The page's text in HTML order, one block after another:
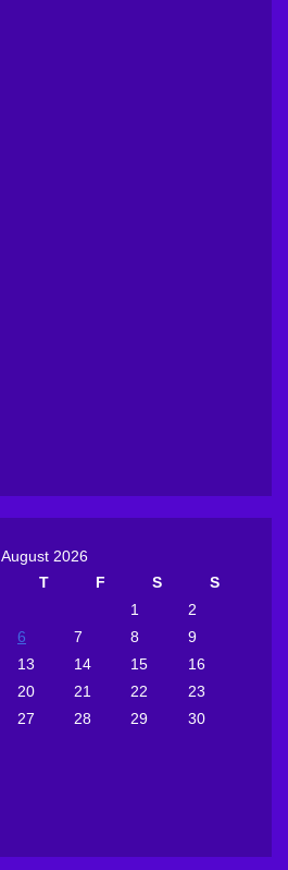
August 2026
T F S
S
1
2
6 7 8
9
13 14 15
16
20 21 22
23
27 28 29
30